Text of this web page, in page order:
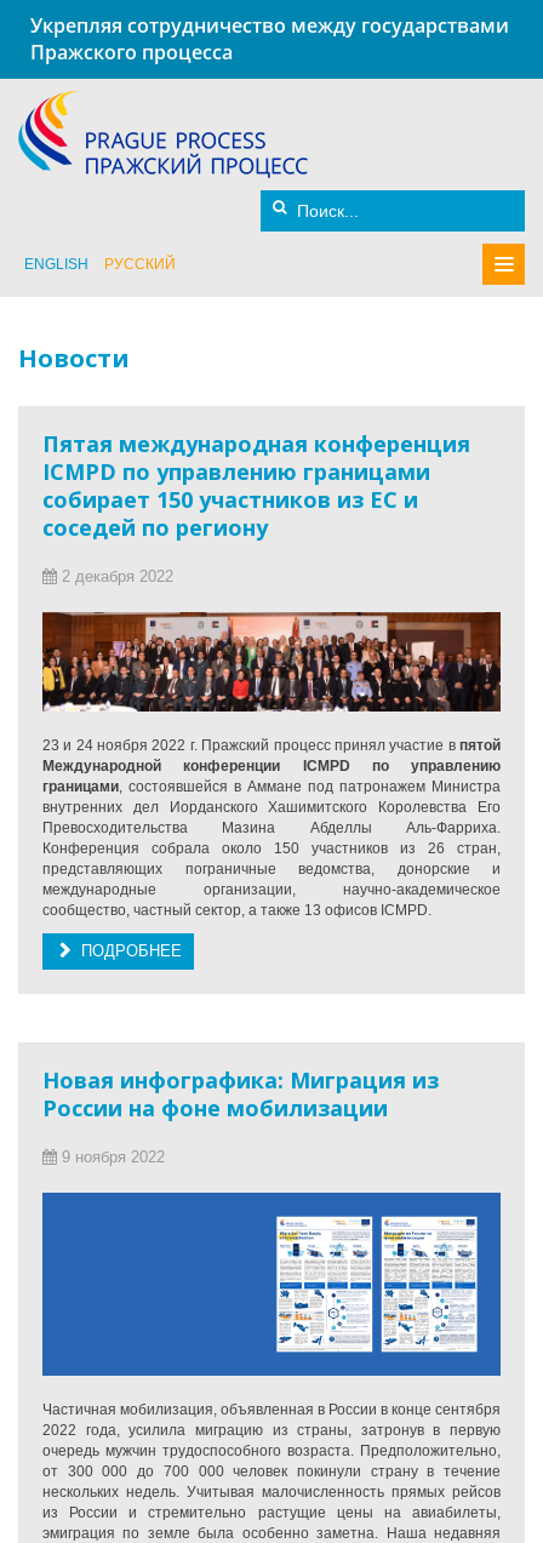
Укрепляя сотрудничество между государствами
Пражского процесса
ENGLISH РУССКИЙ
Новости
Пятая международная конференция
ICMPD по управлению границами
собирает 150 участников из ЕС и
соседей по региону
2 декабря 2022
23 и 24 ноября 2022 г. Пражский процесс принял участие в пятой
Международной конференции ICMPD по управлению
границами , состоявшейся в Аммане под патронажем Министра
внутренних дел Иорданского Хашимитского Королевства Его
Превосходительства Мазина Абделлы Аль-Фарриха.
Конференция собрала около 150 участников из 26 стран,
представляющих пограничные ведомства, донорские и
международные организации, научно-академическое
сообщество, частный сектор, а также 13 офисов ICMPD.
ПОДРОБНЕЕ
Новая инфографика: Миграция из
России на фоне мобилизации
9 ноября 2022
Частичная мобилизация, объявленная в России в конце сентября
2022 года, усилила миграцию из страны, затронув в первую
очередь мужчин трудоспособного возраста. Предположительно,
от 300 000 до 700 000 человек покинули страну в течение
нескольких недель. Учитывая малочисленность прямых рейсов
из России и стремительно растущие цены на авиабилеты,
эмиграция по земле была особенно заметна.
Наша недавняя